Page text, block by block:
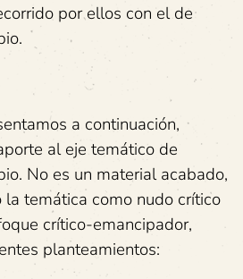
por ellos con el de
a continuación,
al eje temático de
No es un material acabado,
temática como nudo crítico
crítico-emancipador,
planteamientos: